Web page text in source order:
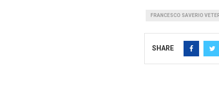
FRANCESCO SAVERIO
SHARE